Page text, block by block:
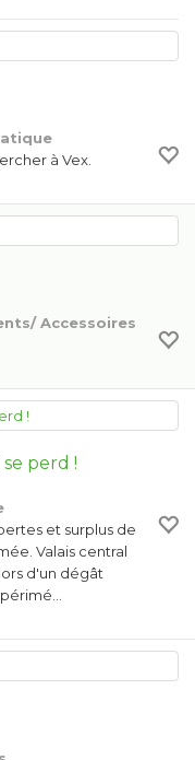
à Vex.
Accessoires
perd !
et surplus de
Valais central
d'un dégât